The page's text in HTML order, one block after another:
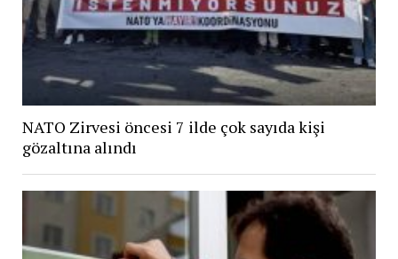
NATO Zirvesi öncesi 7 ilde çok sayıda kişi
gözaltına alındı